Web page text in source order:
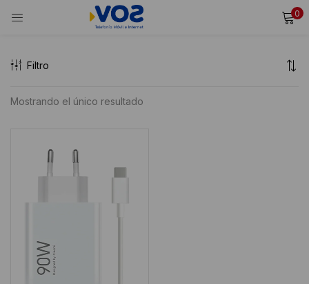
0
INICIAR SESIÓN
Ingresa tu usuario y contraseña para iniciar sesión.
Iniciar Sesión
Filtro
Mostrando el único resultado